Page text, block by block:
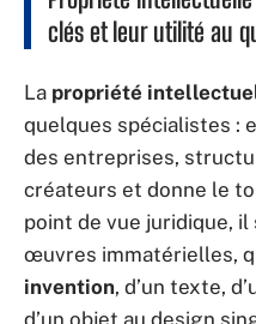
clés et leur utilité au
La propriété
quelques spécialistes :
des entreprises,
créateurs et donne le
point de vue juridique, il
œuvres immatérielles,
invention, d’un texte,
d’un objet au design